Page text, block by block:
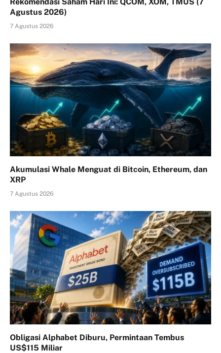
Agustus 2026)
7 Agustus 2026
Akumulasi Whale Menguat di Bitcoin, Ethereum, dan
XRP
7 Agustus 2026
Obligasi Alphabet Diburu, Permintaan Tembus
US$115 Miliar